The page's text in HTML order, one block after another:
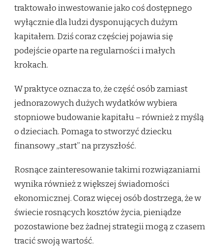
traktowało inwestowanie jako coś dostępnego
wyłącznie dla ludzi dysponujących dużym
kapitałem. Dziś coraz częściej pojawia się
podejście oparte na regularności i małych
krokach.
W praktyce oznacza to, że część osób zamiast
jednorazowych dużych wydatków wybiera
stopniowe budowanie kapitału – również z myślą
o dzieciach. Pomaga to stworzyć dziecku
finansowy „start” na przyszłość.
Rosnące zainteresowanie takimi rozwiązaniami
wynika również z większej świadomości
ekonomicznej. Coraz więcej osób dostrzega, że w
świecie rosnących kosztów życia, pieniądze
pozostawione bez żadnej strategii mogą z czasem
tracić swoją wartość.